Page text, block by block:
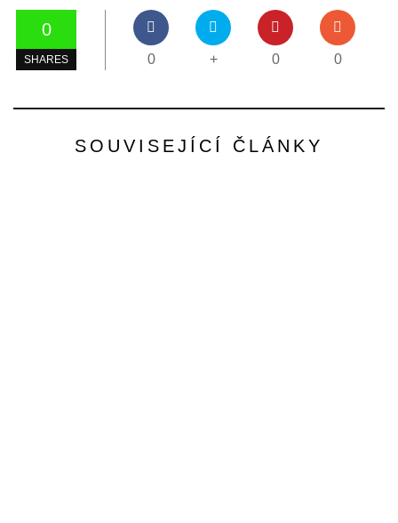
0
SHARES 0 + 0 0
SOUVISEJÍCÍ ČLÁNKY